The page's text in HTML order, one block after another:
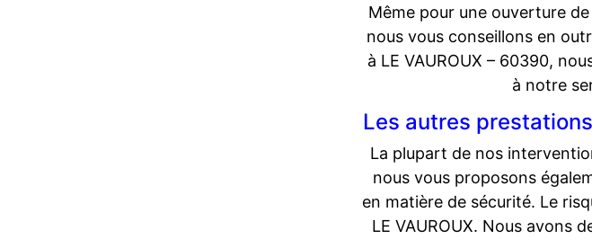
Même pour une ouverture
nous vous conseillons en
à LE VAUROUX – 60390,
à notre
Les autres
La plupart de nos
nous vous proposons
en matière de sécurité. Le
LE VAUROUX. Nous avons